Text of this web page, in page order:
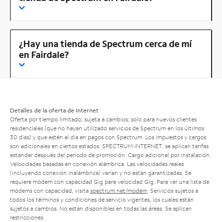
¿Hay una tienda de Spectrum cerca de mí
en Fairdale?
Detalles de la oferta de Internet
Oferta por tiempo limitado; sujeta a cambios; solo para nuevos clientes
residenciales (que no hayan utilizado servicios de Spectrum en los últimos
30 días) y que estén al día en pagos con Spectrum. Los impuestos y cargos
son adicionales en ciertos estados. SPECTRUM INTERNET: se aplican tarifas
estándar después del período de promoción. Cargo adicional por instalación.
Velocidades basadas en conexión alámbrica. Las velocidades reales
(incluyendo conexión inalámbrica) varían y no están garantizadas. Se
requiere módem con capacidad Gig para velocidad Gig. Para ver una lista de
módems con capacidad, visita spectrum.net/modem . Servicios sujetos a
todos los términos y condiciones de servicio vigentes, los cuales están
sujetos a cambios. No están disponibles en todas las áreas. Se aplican
restricciones.